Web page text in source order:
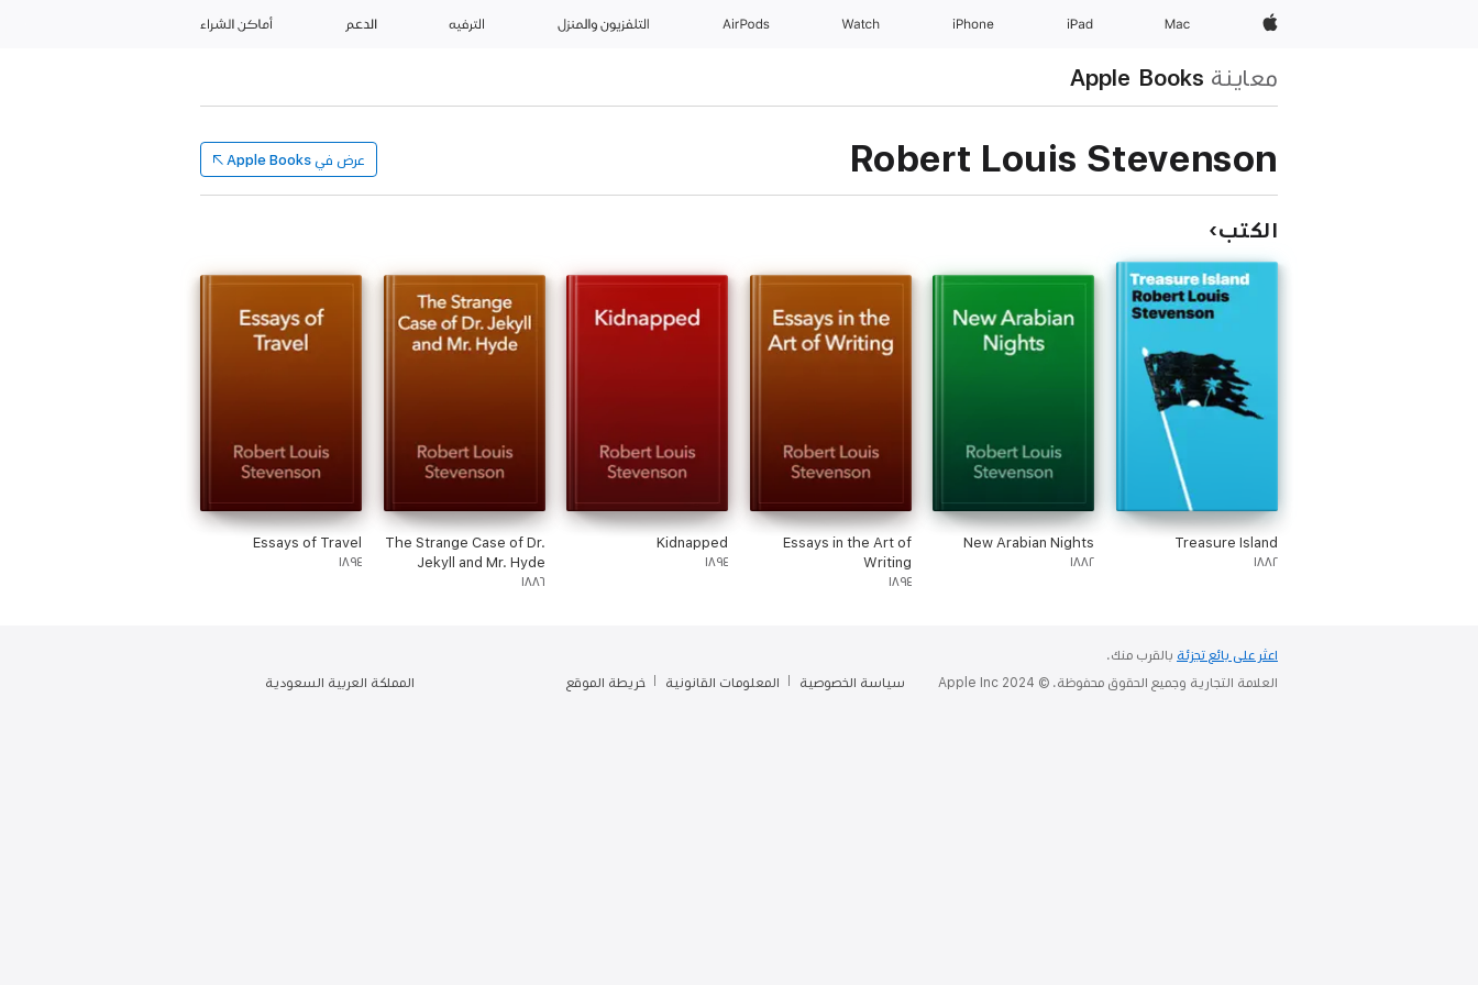
Apple‏
Mac
iPad‏
iPhone
Watch
AirPods التلفزيون والمنزل الترفيه الدعم أماكن الشراء
معاينة Apple Books
Robert Louis Stevenson عرض في Apple Books
الكتب
Treasure Island
١٨٨٢
New Arabian Nights
١٨٨٢
Essays in the Art of
Writing
١٨٩٤
Kidnapped
١٨٩٤
The Strange Case of Dr.
Jekyll and Mr. Hyde
١٨٨٦
Essays of Travel
١٨٩٤
اعثر على بائع تجزئة بالقرب منك.
المملكة العربية السعودية
العلامة التجارية وجميع الحقوق محفوظة. © 2024 Apple Inc سياسة الخصوصية المعلومات القانونية خريطة الموقع